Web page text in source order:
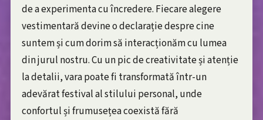
de a experimenta cu încredere. Fiecare alegere
vestimentară devine o declarație despre cine
suntem și cum dorim să interacționăm cu lumea
din jurul nostru. Cu un pic de creativitate și atenție
la detalii, vara poate fi transformată într-un
adevărat festival al stilului personal, unde
confortul și frumusețea coexistă fără